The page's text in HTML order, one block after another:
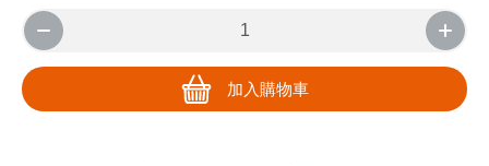
加入購物車